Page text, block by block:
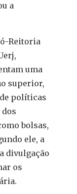
a
Reitoria
uma
superior,
políticas
bolsas,
ele, a
divulgação
os